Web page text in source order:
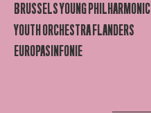
BRUSSELS YOUNG PHILHARMONIC
YOUTH ORCHESTRA FLANDERS
EUROPASINFONIE